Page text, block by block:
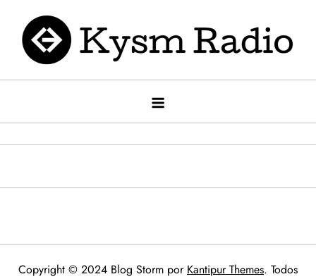
contenido
Kysm radio
Kysm Radio
Copyright © 2024 Blog Storm por Kantipur Themes. Todos